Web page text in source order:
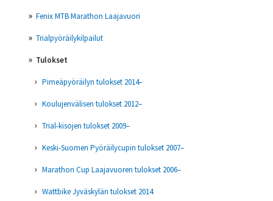
Fenix MTB Marathon Laajavuori
Trialpyöräilykilpailut
Tulokset
Pimeäpyöräilyn tulokset 2014–
Koulujenvälisen tulokset 2012–
Trial-kisojen tulokset 2009–
Keski-Suomen Pyöräilycupin tulokset 2007–
Marathon Cup Laajavuoren tulokset 2006–
Wattbike Jyväskylän tulokset 2014